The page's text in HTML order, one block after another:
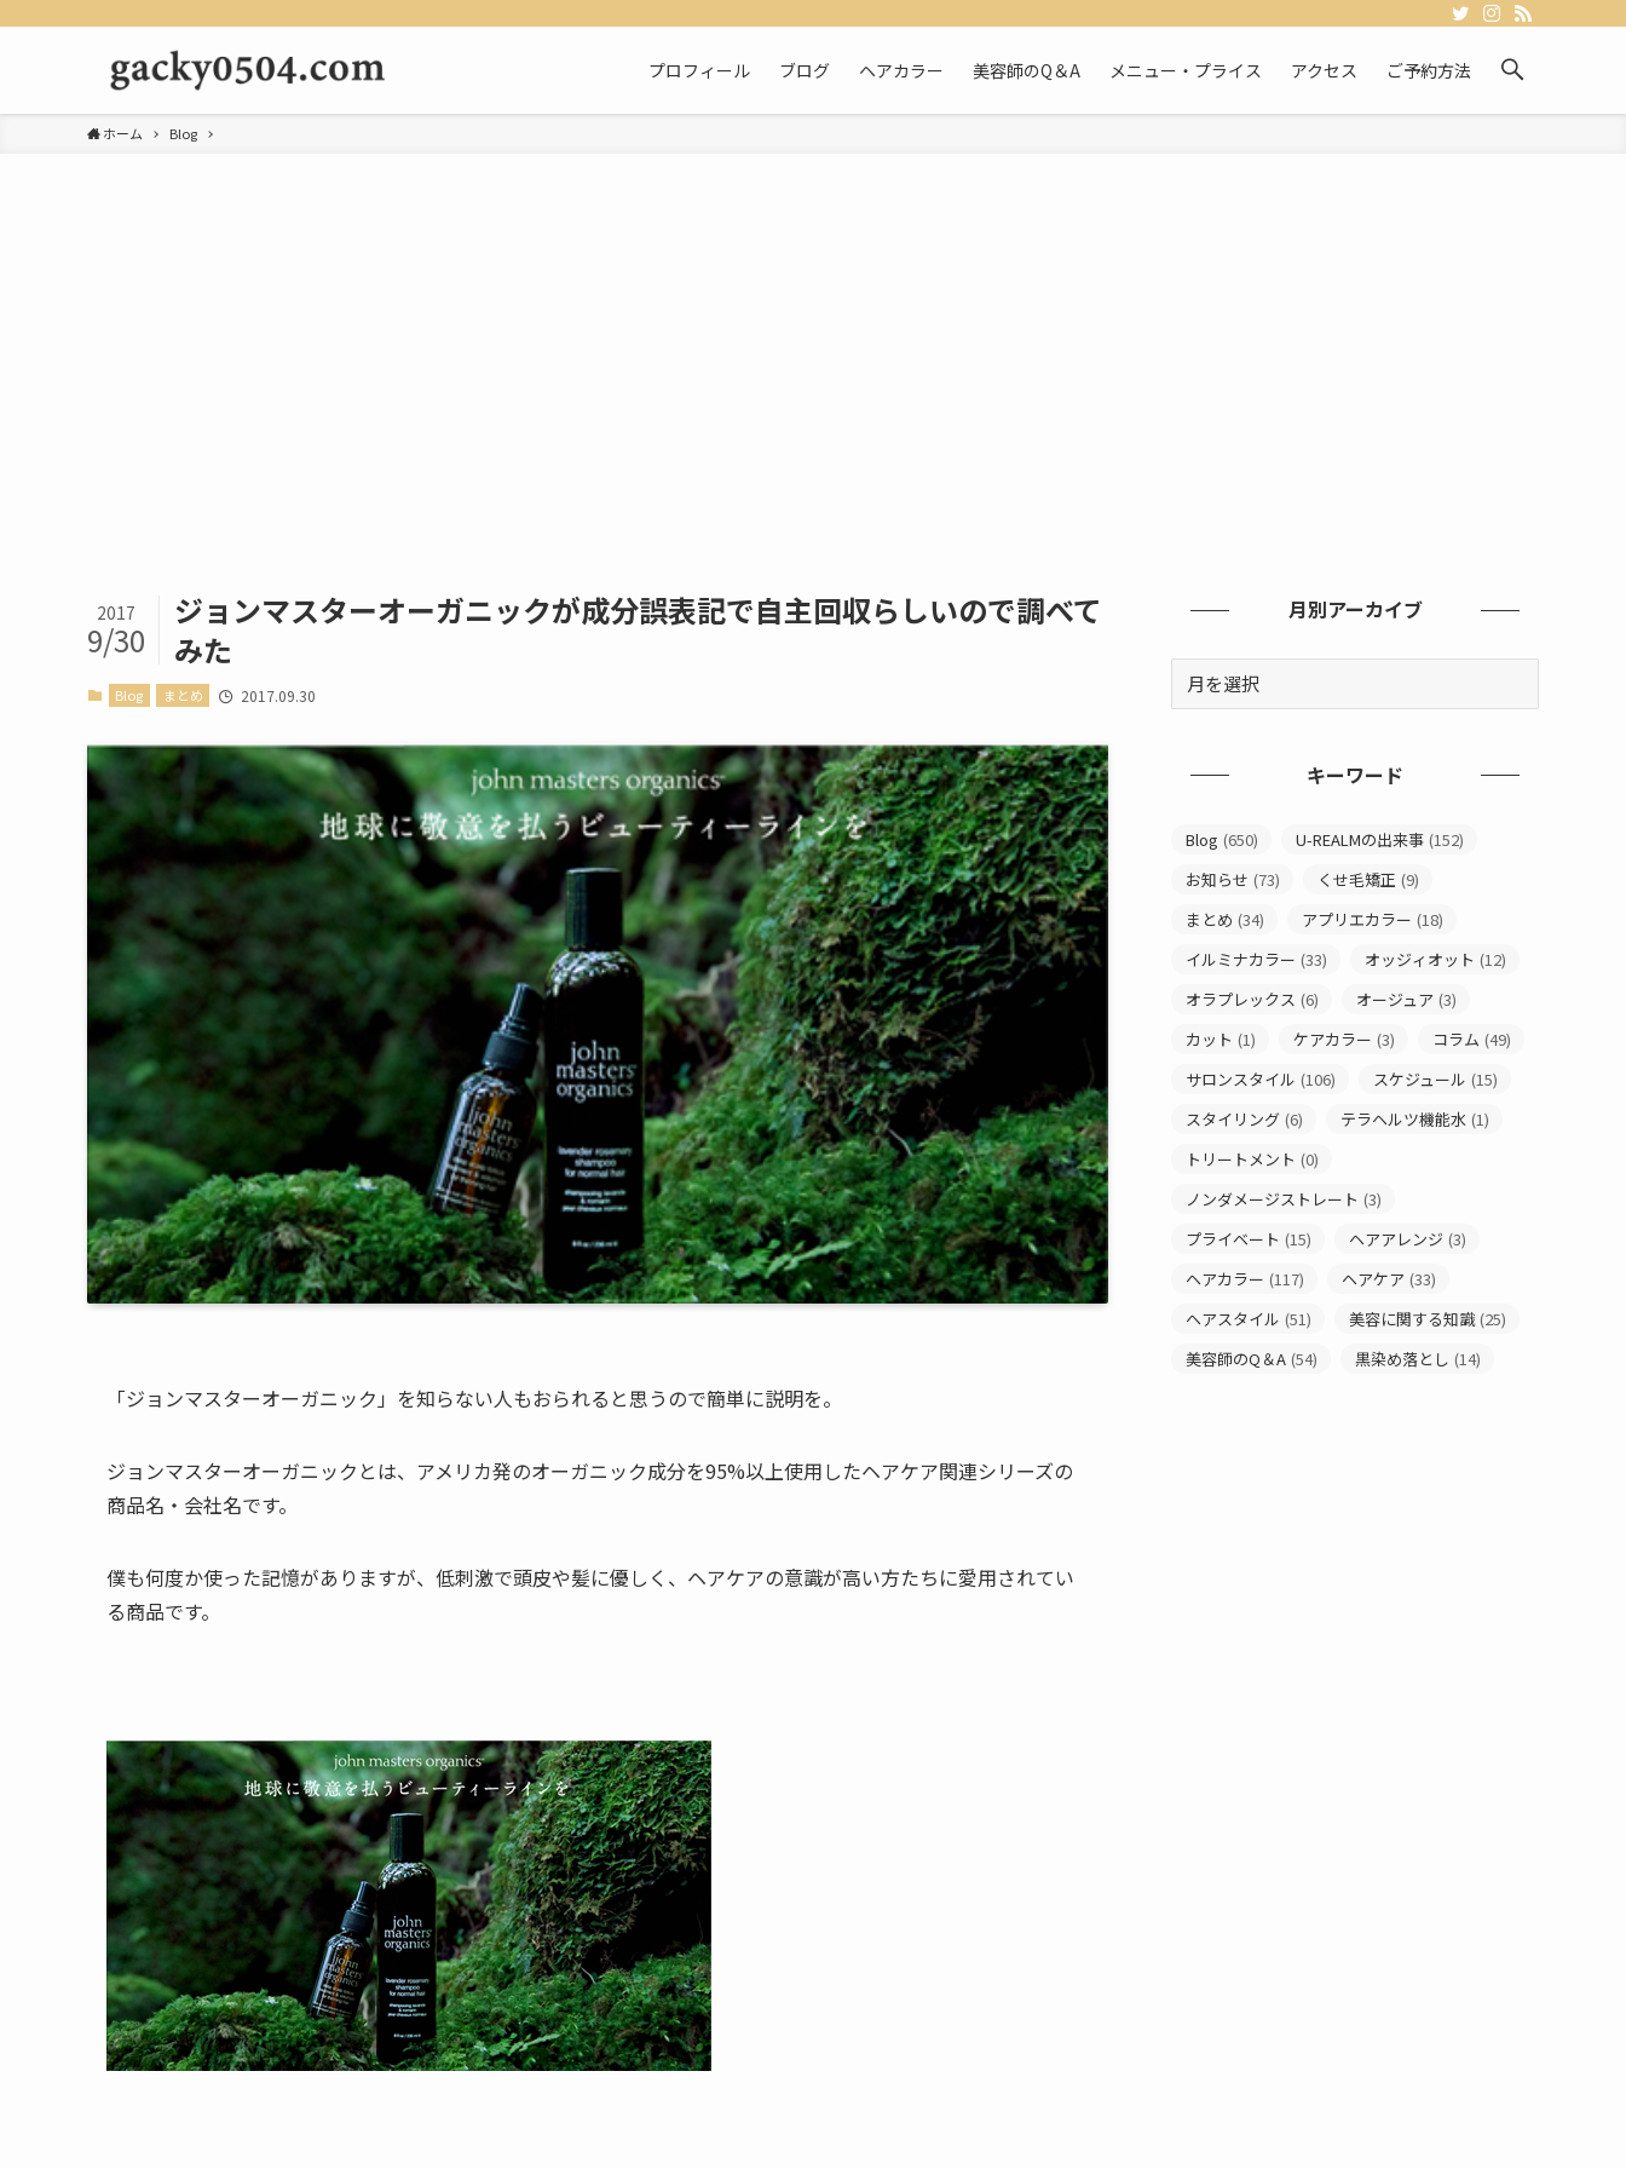
プロフィール ブログ ヘアカラー 美容師のQ＆A メニュー・プライス アクセス ご予約方法
ホーム Blog
ジョンマスターオーガニックが成分誤表記で自主回収らしいので調べて
みた
2017
9/30
Blog まとめ 2017.09.30
「ジョンマスターオーガニック」を知らない人もおられると思うので簡単に説明を。
ジョンマスターオーガニックとは、アメリカ発のオーガニック成分を95%以上使用したヘアケア関連シリーズの
商品名・会社名です。
僕も何度か使った記憶がありますが、低刺激で頭皮や髪に優しく、ヘアケアの意識が高い方たちに愛用されてい
る商品です。
月別アーカイブ
キーワード
Blog (650) U-REALMの出来事 (152)
お知らせ (73) くせ毛矯正 (9)
まとめ (34) アプリエカラー (18)
イルミナカラー (33) オッジィオット (12)
オラプレックス (6) オージュア (3)
カット (1) ケアカラー (3) コラム (49)
サロンスタイル (106) スケジュール (15)
スタイリング (6) テラヘルツ機能水 (1)
トリートメント (0)
ノンダメージストレート (3)
プライベート (15) ヘアアレンジ (3)
ヘアカラー (117) ヘアケア (33)
ヘアスタイル (51) 美容に関する知識 (25)
美容師のQ＆A (54) 黒染め落とし (14)